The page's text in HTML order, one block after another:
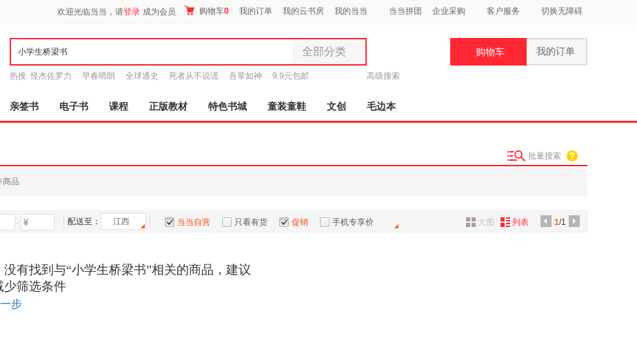
欢迎光临当当，请登录 成为会员 购物车0 我的订单 我的云书房 我的当当 当当拼团 企业采购 客户服务 切换无障碍
全部分类
全部分类
图书
电子书
孕婴服饰
热搜: 怪杰佐罗力 早春晴朗 全球通史 死者从不说谎 吾辈如神 9.9元包邮 高级搜索
购物车 我的订单
亲签书 电子书 课程 正版教材 特色书城 童装童鞋 文创 毛边本
批量搜索
商品
- 配送至： 江西 当当自营 只看有货 促销 手机专享价 1/1
大图 列表
没有找到与“小学生桥梁书”相关的商品，建议
少筛选条件
步